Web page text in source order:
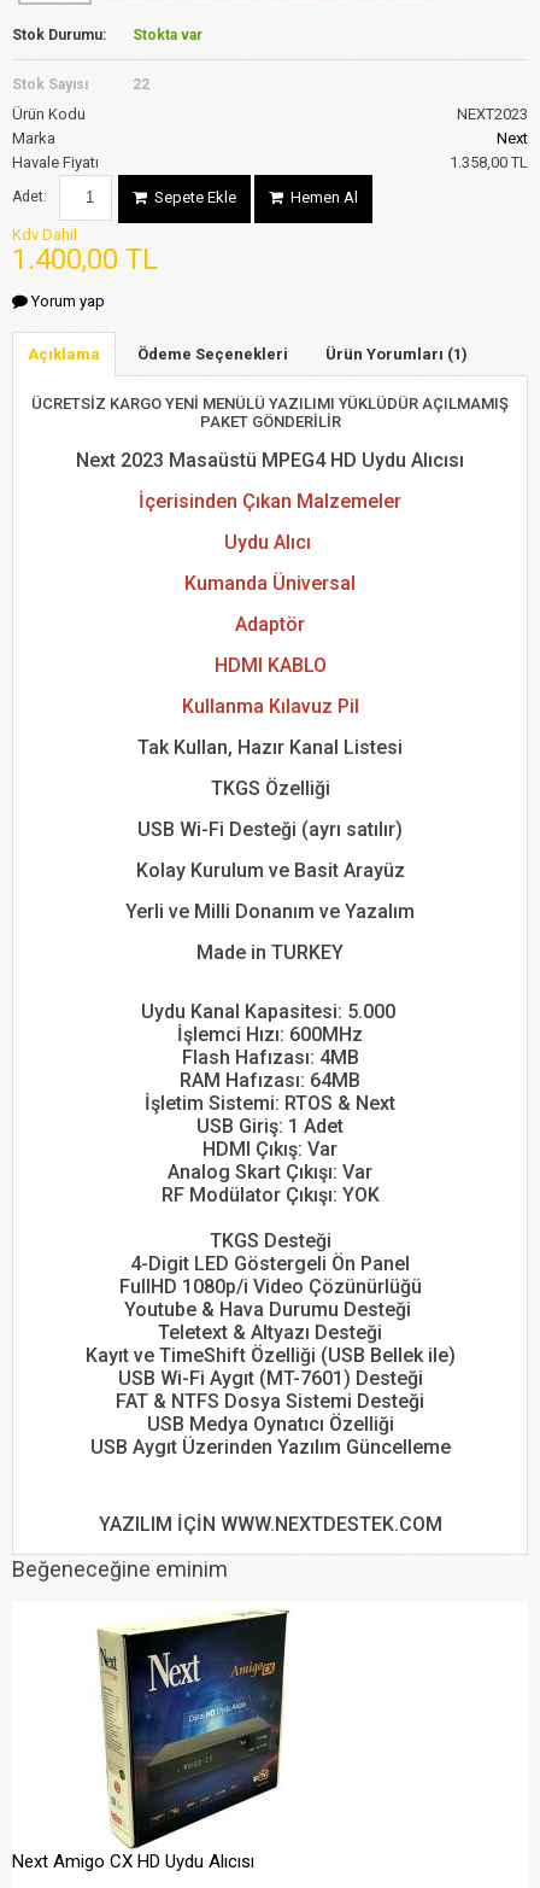
Stok Durumu: Stokta var
Stok Sayısı 22
Ürün Kodu
NEXT2023
Marka
Next
Havale Fiyatı
1.358,00 TL
Adet: Sepete Ekle Hemen Al
Kdv Dahil
1.400,00 TL
Yorum yap
Açıklama Ödeme Seçenekleri Ürün Yorumları (1)
ÜCRETSİZ KARGO YENİ MENÜLÜ YAZILIMI YÜKLÜDÜR AÇILMAMIŞ
PAKET GÖNDERİLİR
Next 2023 Masaüstü MPEG4 HD Uydu Alıcısı
İçerisinden Çıkan Malzemeler
Uydu Alıcı
Kumanda Üniversal
Adaptör
HDMI KABLO
Kullanma Kılavuz Pil
Tak Kullan, Hazır Kanal Listesi
TKGS Özelliği
USB Wi-Fi Desteği (ayrı satılır)
Kolay Kurulum ve Basit Arayüz
Yerli ve Milli Donanım ve Yazalım
Made in TURKEY
Uydu Kanal Kapasitesi: 5.000
İşlemci Hızı: 600MHz
Flash Hafızası: 4MB
RAM Hafızası: 64MB
İşletim Sistemi: RTOS & Next
USB Giriş: 1 Adet
HDMI Çıkış: Var
Analog Skart Çıkışı: Var
RF Modülator Çıkışı: YOK
TKGS Desteği
4-Digit LED Göstergeli Ön Panel
FullHD 1080p/i Video Çözünürlüğü
Youtube & Hava Durumu Desteği
Teletext & Altyazı Desteği
Kayıt ve TimeShift Özelliği (USB Bellek ile)
USB Wi-Fi Aygıt (MT-7601) Desteği
FAT & NTFS Dosya Sistemi Desteği
USB Medya Oynatıcı Özelliği
USB Aygıt Üzerinden Yazılım Güncelleme
YAZILIM İÇİN WWW.NEXTDESTEK.COM
Beğeneceğine eminim
Next Amigo CX HD Uydu Alıcısı